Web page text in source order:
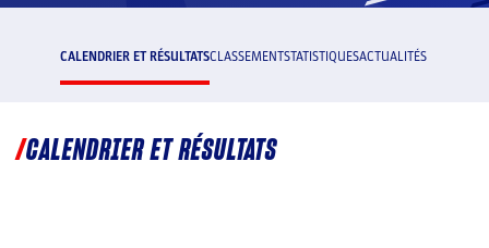
CALENDRIER ET RÉSULTATSCLASSEMENTSTATISTIQUESACTUALITÉS
CALENDRIER ET RÉSULTATS